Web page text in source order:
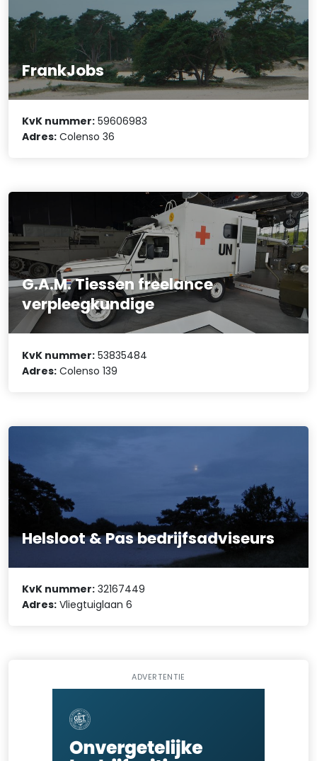
FrankJobs
KvK nummer: 59606983
Adres: Colenso 36
G.A.M. Tiessen freelance
verpleegkundige
KvK nummer: 53835484
Adres: Colenso 139
Helsloot & Pas bedrijfsadviseurs
KvK nummer: 32167449
Adres: Vliegtuiglaan 6
ADVERTENTIE